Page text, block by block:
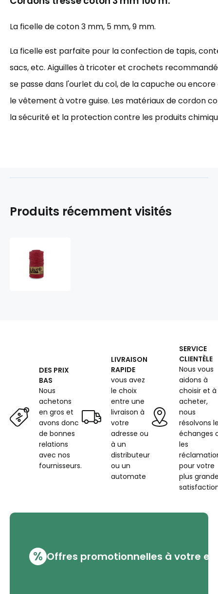
La ficelle de coton 3 mm, 5 mm, 9 mm.
La ficelle est parfaite pour la confection de tapis,
sacs, etc. Aiguilles à tricoter et crochets
se passe dans l'ourlet du col, de la capuche ou
le vêtement à votre guise. Les matériaux de cordon
la sécurité et la protection contre les produits
Produits récemment visités
DES PRIX
BAS
Nous
achetons
en gros et
avons donc
de bonnes
relations
avec nos
fournisseurs.
LIVRAISON
RAPIDE
vous avez
le choix
entre une
livraison à
votre
adresse ou
à un
distributeur
ou un
automate
SERVICE
CLIENTÈLE
Nous vous
aidons à
choisir et à
acheter,
nous
résolvons
échanges
les
pour votre
plus
% Offres promotionnelles à votre